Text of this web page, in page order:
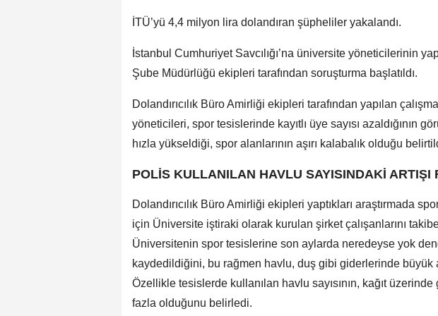
İTÜ’yü 4,4 milyon lira dolandıran şüpheliler yakalandı.
İstanbul Cumhuriyet Savcılığı’na üniversite yöneticilerinin
Şube Müdürlüğü ekipleri tarafından soruşturma başlatıldı.
Dolandırıcılık Büro Amirliği ekipleri tarafından yapılan
yöneticileri, spor tesislerinde kayıtlı üye sayısı azaldığının
hızla yükseldiği, spor alanlarının aşırı kalabalık olduğu
POLİS KULLANILAN HAVLU SAYISINDAKİ ARTIŞI
Dolandırıcılık Büro Amirliği ekipleri yaptıkları araştırmada
için Üniversite iştiraki olarak kurulan şirket çalışanlarını
Üniversitenin spor tesislerine son aylarda neredeyse yok
kaydedildiğini, bu rağmen havlu, duş gibi giderlerinde büyük
Özellikle tesislerde kullanılan havlu sayısının, kağıt
fazla olduğunu belirledi.